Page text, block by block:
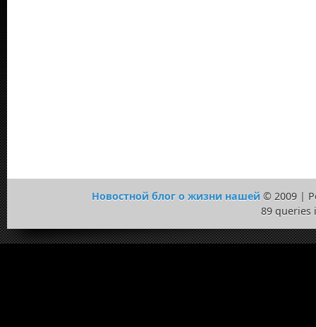
Новостной блог о жизни нашей © 2009 |
89 queries